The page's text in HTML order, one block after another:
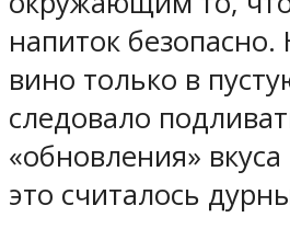
напиток
вино только в
следовало
«обновления»
это считалось